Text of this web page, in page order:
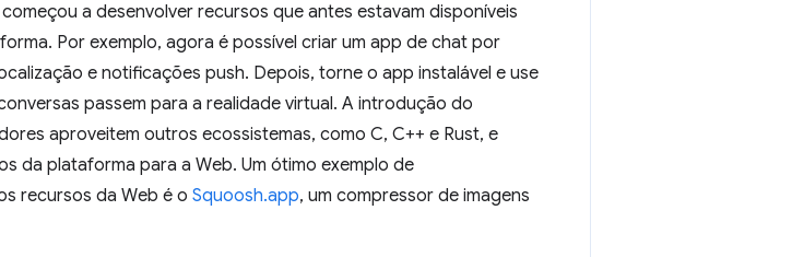
a desenvolver recursos que antes estavam disponíveis
Por exemplo, agora é possível criar um app de chat por
e notificações push. Depois, torne o app instalável e use
passem para a realidade virtual. A introdução do
aproveitem outros ecossistemas, como C, C++ e Rust, e
da plataforma para a Web. Um ótimo exemplo de
recursos da Web é o Squoosh.app, um compressor de imagens